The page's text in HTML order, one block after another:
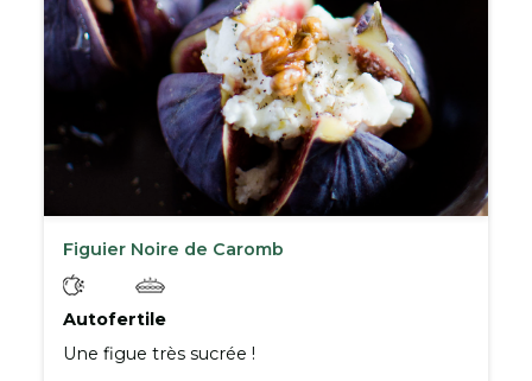
Figuier Noire de Caromb
Autofertile
Une figue très sucrée !